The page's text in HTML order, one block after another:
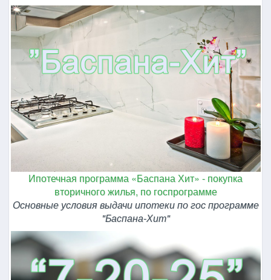
Ипотечная программа «Баспана Хит» - покупка
вторичного жилья, по госпрограмме
Основные условия выдачи ипотеки по гос программе
"Баспана-Хит"